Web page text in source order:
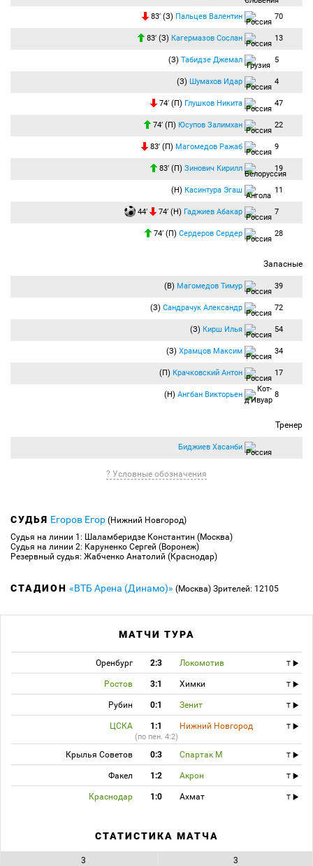
Матч завершается со счетом 2:1. До новых встреч.
83′ (З) Пальцев Валентин 70
83′ (З) Кагермазов Сослан 13
(З) Табидзе Джемал 5
(З) Шумахов Идар 4
74′ (П) Глушков Никита 47
74′ (П) Юсупов Залимхан 22
83′ (П) Магомедов Ражаб 9
83′ (П) Зинович Кирилл 19
(Н) Касинтура Эгаш 11
44′ 74′ (Н) Гаджиев Абакар 7
74′ (П) Сердеров Сердер 28
Запасные
(В) Магомедов Тимур 39
(З) Сандрачук Александр 72
(З) Кирш Илья 54
(З) Храмцов Максим 34
(П) Крачковский Антон 17
(Н) Ангбан Викторьен 8
Тренер
Биджиев Хасанби
? Условные обозначения
СУДЬЯ Егоров Егор (Нижний Новгород)
Судья на линии 1: Шаламберидзе Константин (Москва)
Судья на линии 2: Каруненко Сергей (Воронеж)
Резервный судья: Жабченко Анатолий (Краснодар)
СТАДИОН «ВТБ Арена (Динамо)» (Москва) Зрителей: 12105
МАТЧИ ТУРА
Оренбург 2:3 Локомотив T
Ростов 3:1 Химки T
Рубин 0:1 Зенит T
ЦСКА 1:1 Нижний Новгород T
(по пен. 4:2)
Крылья Советов 0:3 Спартак М T
Факел 1:2 Акрон T
Краснодар 1:0 Ахмат T
СТАТИСТИКА МАТЧА
3 3